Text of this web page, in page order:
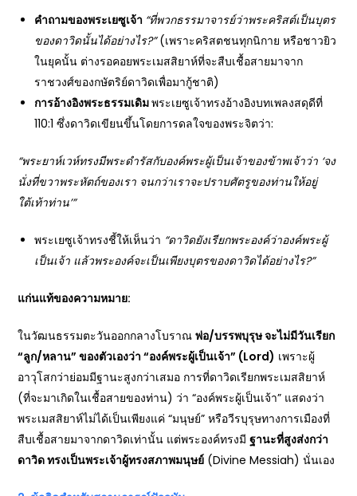
คำถามของพระเยซูเจ้า “ที่พวกธรรมาจารย์ว่าพระคริสต์เป็นบุตร
ของดาวิดนั้นได้อย่างไร?”(เพราะคริสตชนทุกนิกาย หรือชาวยิว
ในยุคนั้น ต่างรอคอยพระเมสสิยาห์ที่จะสืบเชื้อสายมาจาก
ราชวงศ์ของกษัตริย์ดาวิดเพื่อมากู้ชาติ)
การอ้างอิงพระธรรมเดิมพระเยซูเจ้าทรงอ้างอิงบทเพลงสดุดีที่
110:1 ซึ่งดาวิดเขียนขึ้นโดยการดลใจของพระจิตว่า:
“พระยาห์เวห์ทรงมีพระดำรัสกับองค์พระผู้เป็นเจ้าของข้าพเจ้าว่า ‘จง
นั่งที่ขวาพระหัตถ์ของเรา จนกว่าเราจะปราบศัตรูของท่านให้อยู่
ใต้เท้าท่าน’”
พระเยซูเจ้าทรงชี้ให้เห็นว่า “ดาวิดยังเรียกพระองค์ว่าองค์พระผู้
เป็นเจ้า แล้วพระองค์จะเป็นเพียงบุตรของดาวิดได้อย่างไร?”
แก่นแท้ของความหมาย:
ในวัฒนธรรมตะวันออกกลางโบราณพ่อ/บรรพบุรุษ จะไม่มีวันเรียก
“ลูก/หลาน” ของตัวเองว่า “องค์พระผู้เป็นเจ้า” (Lord) เพราะผู้
อาวุโสกว่าย่อมมีฐานะสูงกว่าเสมอ การที่ดาวิดเรียกพระเมสสิยาห์
(ที่จะมาเกิดในเชื้อสายของท่าน) ว่า “องค์พระผู้เป็นเจ้า” แสดงว่า
พระเมสสิยาห์ไม่ได้เป็นเพียงแค่ “มนุษย์” หรือวีรบุรุษทางการเมืองที่
สืบเชื้อสายมาจากดาวิดเท่านั้น แต่พระองค์ทรงมีฐานะที่สูงส่งกว่า
ดาวิด ทรงเป็นพระเจ้าผู้ทรงสภาพมนุษย์ (Divine Messiah) นั่นเอง